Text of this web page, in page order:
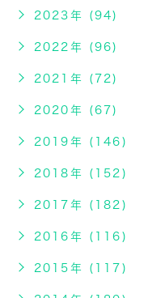
2023年 (94)
2022年 (96)
2021年 (72)
2020年 (67)
2019年 (146)
2018年 (152)
2017年 (182)
2016年 (116)
2015年 (117)